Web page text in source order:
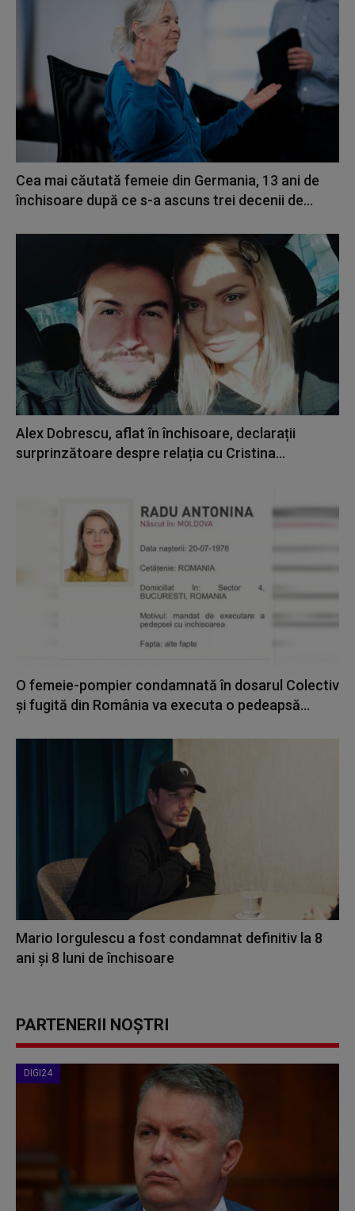
Cea mai căutată femeie din Germania, 13 ani de
închisoare după ce s-a ascuns trei decenii de...
Alex Dobrescu, aflat în închisoare, declarații
surprinzătoare despre relația cu Cristina...
O femeie-pompier condamnată în dosarul Colectiv
și fugită din România va executa o pedeapsă...
Mario Iorgulescu a fost condamnat definitiv la 8
ani și 8 luni de închisoare
PARTENERII NOȘTRI
DIGI24